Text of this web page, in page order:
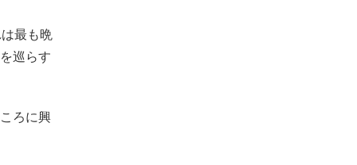
最も晩
巡らす
ろに興